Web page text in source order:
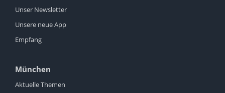
Unser Newsletter
Unsere neue App
Empfang
München
Aktuelle Themen